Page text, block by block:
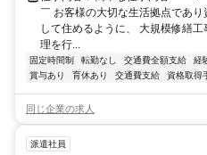
￣ お客様の大切な生活拠点であ
して住めるように、 大規模修繕
理を行...
固定時間制 転勤なし 交通費全額支給 経
賞与あり
育休あり 交通費支給 資格取得
同じ企業の求人
派遣社員